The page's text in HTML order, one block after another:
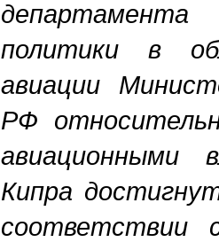
политики в
авиации
РФ
авиационными
Кипра
соответствии